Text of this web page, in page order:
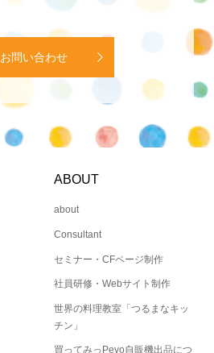
お問い合わせ
ABOUT
about
Consultant
セミナー・CFページ制作
社員研修・Webサイト制作
世界の料理教室「つるまなキッ
チン」
買ってみっPeyo自販機出品につ